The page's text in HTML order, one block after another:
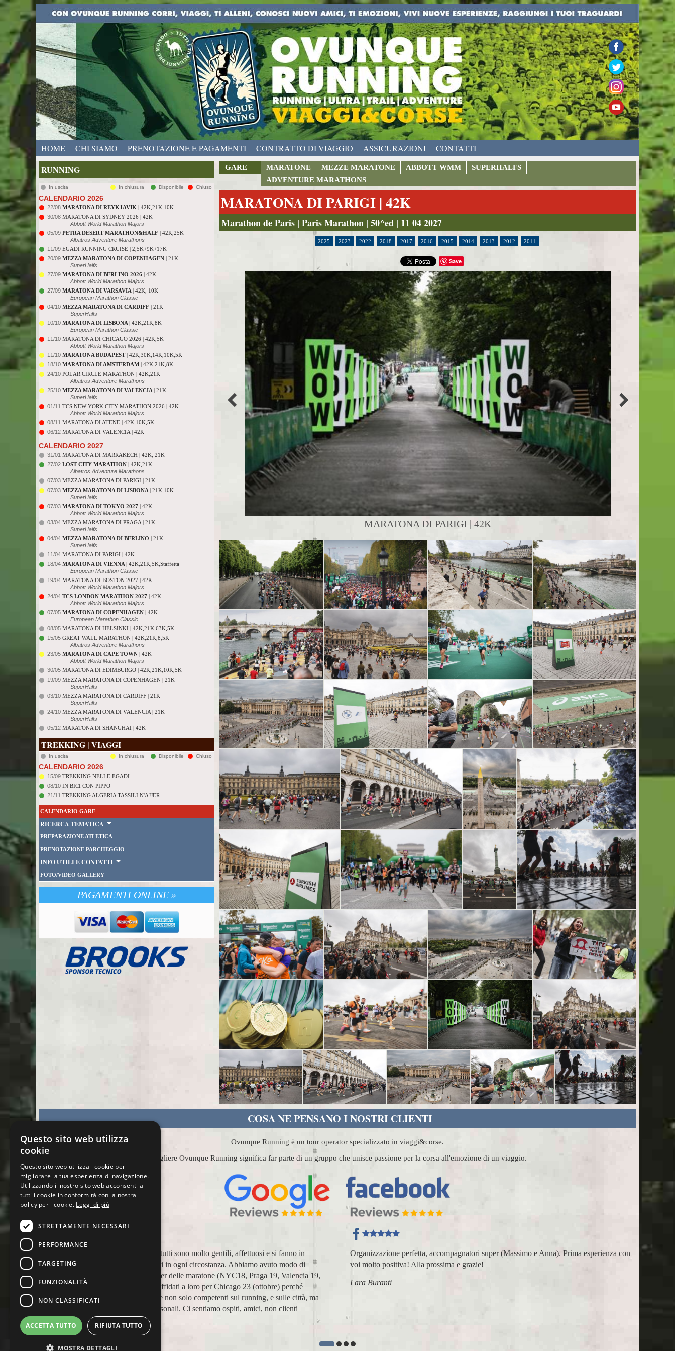
HOME CHI SIAMO PRENOTAZIONE E PAGAMENTI CONTRATTO DI VIAGGIO ASSICURAZIONI CONTATTI
RUNNING
In uscita In chiusura Disponibile Chiuso
CALENDARIO 2026
22/08 MARATONA DI REYKJAVIK | 42K,21K,10K
30/08 MARATONA DI SYDNEY 2026 | 42K
Abbott World Marathon Majors
05/09 PETRA DESERT MARATHON&HALF | 42K,25K
Albatros Adventure Marathons
11/09 EGADI RUNNING CRUISE | 2,5K+9K+17K
20/09 MEZZA MARATONA DI COPENHAGEN | 21K
SuperHalfs
27/09 MARATONA DI BERLINO 2026 | 42K
Abbott World Marathon Majors
27/09 MARATONA DI VARSAVIA | 42K, 10K
European Marathon Classic
04/10 MEZZA MARATONA DI CARDIFF | 21K
SuperHalfs
10/10 MARATONA DI LISBONA | 42K,21K,8K
European Marathon Classic
11/10 MARATONA DI CHICAGO 2026 | 42K,5K
Abbott World Marathon Majors
11/10 MARATONA BUDAPEST| 42K,30K,14K,10K,5K
18/10 MARATONA DI AMSTERDAM | 42K,21K,8K
24/10 POLAR CIRCLE MARATHON | 42K,21K
Albatros Adventure Marathons
25/10 MEZZA MARATONA DI VALENCIA | 21K
SuperHalfs
01/11 TCS NEW YORK CITY MARATHON 2026 | 42K
Abbott World Marathon Majors
08/11 MARATONA DI ATENE | 42K,10K,5K
06/12 MARATONA DI VALENCIA | 42K
CALENDARIO 2027
31/01 MARATONA DI MARRAKECH | 42K, 21K
27/02 LOST CITY MARATHON | 42K,21K
Albatros Adventure Marathons
07/03 MEZZA MARATONA DI PARIGI | 21K
07/03 MEZZA MARATONA DI LISBONA | 21K,10K
SuperHalfs
07/03 MARATONA DI TOKYO 2027 | 42K
Abbott World Marathon Majors
03/04 MEZZA MARATONA DI PRAGA | 21K
SuperHalfs
04/04 MEZZA MARATONA DI BERLINO | 21K
SuperHalfs
11/04 MARATONA DI PARIGI | 42K
18/04 MARATONA DI VIENNA | 42K,21K,5K,Staffetta
European Marathon Classic
19/04 MARATONA DI BOSTON 2027 | 42K
Abbott World Marathon Majors
24/04 TCS LONDON MARATHON 2027 | 42K
Abbott World Marathon Majors
07/05 MARATONA DI COPENHAGEN | 42K
European Marathon Classic
08/05 MARATONA DI HELSINKI | 42K,21K,63K,5K
15/05 GREAT WALL MARATHON | 42K,21K,8,5K
Albatros Adventure Marathons
23/05 MARATONA DI CAPE TOWN | 42K
Abbott World Marathon Majors
30/05 MARATONA DI EDIMBURGO | 42K,21K,10K,5K
19/09 MEZZA MARATONA DI COPENHAGEN | 21K
SuperHalfs
03/10 MEZZA MARATONA DI CARDIFF | 21K
SuperHalfs
24/10 MEZZA MARATONA DI VALENCIA | 21K
SuperHalfs
05/12 MARATONA DI SHANGHAI | 42K
TREKKING | VIAGGI
In uscita In chiusura Disponibile Chiuso
CALENDARIO 2026
15/09 TREKKING NELLE EGADI
08/10 IN BICI CON PIPPO
21/11 TREKKING ALGERIA TASSILI N'AJJER
CALENDARIO GARE
RICERCA TEMATICA
PREPARAZIONE ATLETICA
PRENOTAZIONE PARCHEGGIO
INFO UTILI E CONTATTI
FOTO/VIDEO GALLERY
PAGAMENTI ONLINE »
GARE MARATONE MEZZE MARATONE ABBOTT WMM
SUPERHALFS
ADVENTURE MARATHONS
MARATONA DI PARIGI | 42K
Marathon de Paris | Paris Marathon | 50^ed | 11 04 2027
2025 2023 2022 2018 2017 2016 2015 2014 2013 2012 2011
Save
MARATONA DI PARIGI | 42K
COSA NE PENSANO I NOSTRI CLIENTI
Ovunque Running è un tour operator specializzato in viaggi&corse.
Scegliere Ovunque Running significa far parte di un gruppo che unisce passione per la corsa all'emozione di un viaggio.
Apprezzo molto Ovunque Running: tutti sono molto gentili, affettuosi e si fanno in
quattro per aiutare i runner viaggiatori in ogni circostanza. Abbiamo avuto modo di
appoggiarci a loro in più occasioni, per delle maratone (NYC18, Praga 19, Valencia 19,
Barcellona 21, NYC 22) e ci siamo affidati a loro per Chicago 23 (ottobre) perché
sappiamo di essere in mano a persone non solo competenti sul running, e sulle città, ma
anche molto attente alle necessità personali. Ci sentiamo ospiti, amici, non clienti
Paolo Pugni
Organizzazione perfetta, accompagnatori super (Massimo e Anna). Prima esperienza con
voi molto positiva! Alla prossima e grazie!
Lara Buranti
Questo sito web utilizza
cookie
Questo sito web utilizza i cookie per
migliorare la tua esperienza di navigazione.
Utilizzando il nostro sito web acconsenti a
tutti i cookie in conformità con la nostra
policy per i cookie. Leggi di più
STRETTAMENTE NECESSARI
PERFORMANCE
TARGETING
FUNZIONALITÀ
NON CLASSIFICATI
ACCETTA TUTTO RIFIUTA TUTTO
MOSTRA DETTAGLI